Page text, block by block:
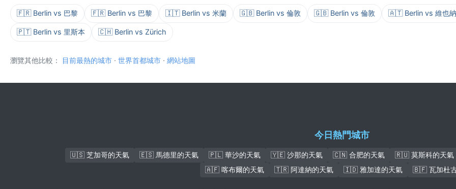
🇫🇷 Berlin vs 巴黎 🇫🇷 Berlin vs 巴黎 🇮🇹 Berlin vs 米蘭 🇬🇧 Berlin vs 倫敦 🇬🇧 Berlin vs 倫敦 🇦🇹 Berlin vs 維也納
🇵🇹 Berlin vs 里斯本 🇨🇭 Berlin vs Zürich
瀏覽其他比較： 目前最熱的城市 · 世界首都城市 · 網站地圖
今日熱門城市
🇺🇸 芝加哥的天氣 🇪🇸 馬德里的天氣 🇵🇱 華沙的天氣 🇾🇪 沙那的天氣 🇨🇳 合肥的天氣
🇷🇺 莫斯科的天氣
🇦🇫 喀布爾的天氣
🇹🇷 阿達納的天氣 🇮🇩 雅加達的天氣 🇧🇫 瓦加杜